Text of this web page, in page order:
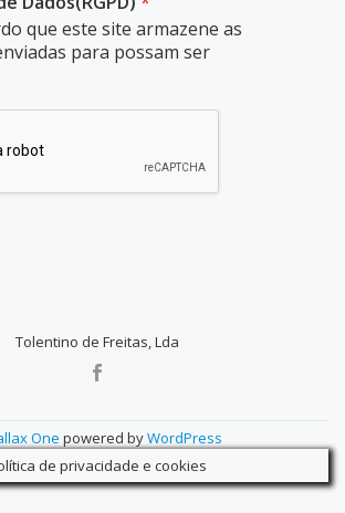
que este site armazene as
para possam ser
Tolentino de Freitas, Lda
One powered byWordPress
de privacidade e cookies